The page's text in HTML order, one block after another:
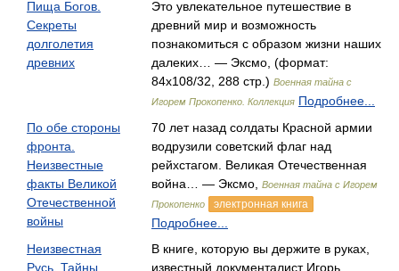
Пища Богов.
Секреты
долголетия
древних
Это увлекательное путешествие в
древний мир и возможность
познакомиться с образом жизни наших
далеких… — Эксмо, (формат:
84x108/32, 288 стр.) Военная тайна с
Игорем Прокопенко. Коллекция Подробнее...
По обе стороны
фронта.
Неизвестные
факты Великой
Отечественной
войны
70 лет назад солдаты Красной армии
водрузили советский флаг над
рейхстагом. Великая Отечественная
война… — Эксмо,
Военная тайна с Игорем
Прокопенко
электронная книга
Подробнее...
Неизвестная
Русь. Тайны
В книге, которую вы держите в руках,
известный документалист Игорь